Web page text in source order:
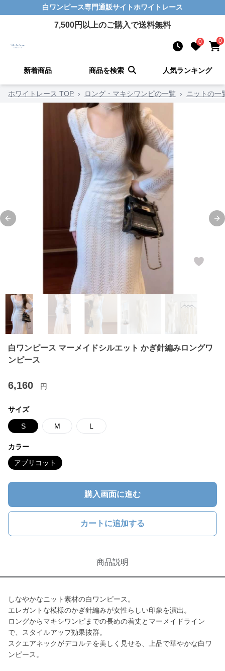
白ワンピース専門通販サイトホワイトレース
7,500円以上のご購入で送料無料
0 0
新着商品 商品を検索 人気ランキング
ホワイトレース TOP › ロング・マキシワンピの一覧 › ニットの一
Previous slide
白ワンピース マーメイドシルエット かぎ針編みロングワ
ンピース
6,160 円
サイズ
S M L
カラー
アプリコット
購入画面に進む
カートに追加する
商品説明
しなやかなニット素材の白ワンピース。
エレガントな模様のかぎ針編みが女性らしい印象を演出。
ロングからマキシワンピまでの長めの着丈とマーメイドライン
で、スタイルアップ効果抜群。
スクエアネックがデコルテを美しく見せる、上品で華やかな白ワ
ンピース。